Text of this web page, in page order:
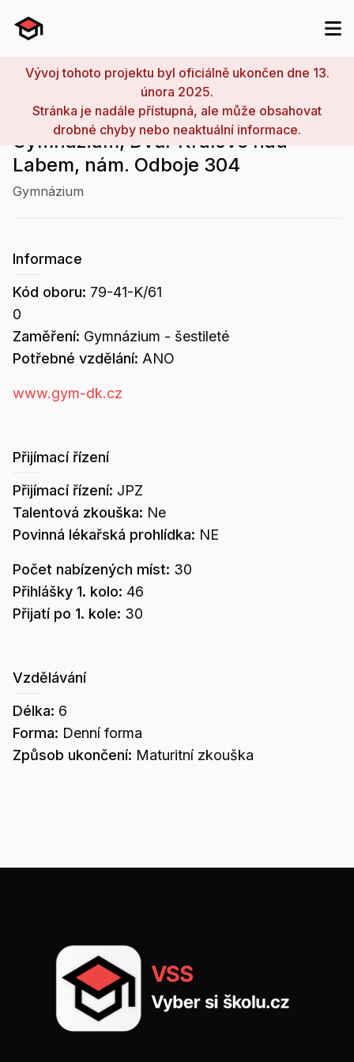
Vývoj tohoto projektu byl oficiálně ukončen dne 13.
února 2025.
Stránka je nadále přístupná, ale může obsahovat
drobné chyby nebo neaktuální informace.
Gymnázium, Dvůr Králové nad
Labem, nám. Odboje 304
Gymnázium
Informace
Kód oboru: 79-41-K/61
0
Zaměření: Gymnázium - šestileté
Potřebné vzdělání: ANO
www.gym-dk.cz
Přijímací řízení
Přijímací řízení: JPZ
Talentová zkouška: Ne
Povinná lékařská prohlídka: NE
Počet nabízených míst: 30
Přihlášky 1. kolo: 46
Přijatí po 1. kole: 30
Vzdělávání
Délka: 6
Forma: Denní forma
Způsob ukončení: Maturitní zkouška